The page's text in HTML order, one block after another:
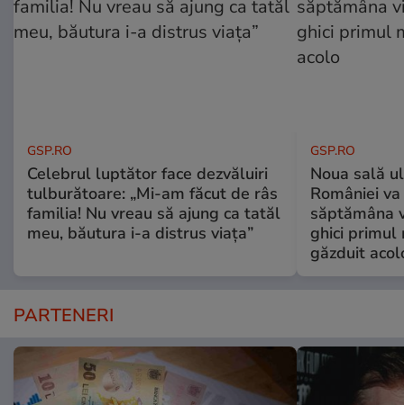
GSP.RO
Celebrul luptător face dezvăluiri
tulburătoare: „Mi-am făcut de râs
familia! Nu vreau să ajung ca tatăl
meu, băutura i-a distrus viața”
GSP.RO
Noua sală
României
săptămâna
ghici primul
găzduit
PARTENERI